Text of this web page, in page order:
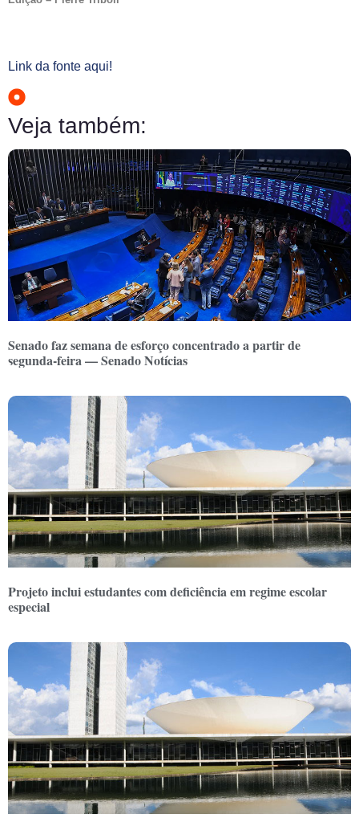
Link da fonte aqui!
Veja também:
Senado faz semana de esforço concentrado a partir de
segunda-feira — Senado Notícias
Projeto inclui estudantes com deficiência em regime escolar
especial